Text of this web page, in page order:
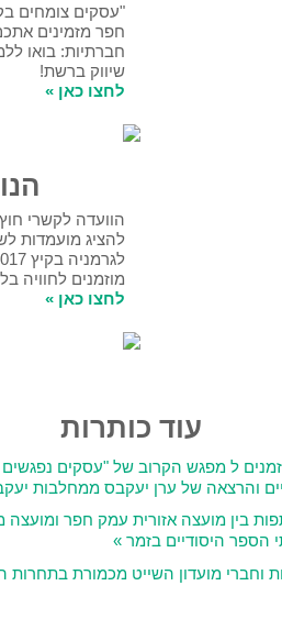
צומחים בקהילה" ומרכז צעירים עמק
אתכם לקורס שיווק ברשתות
בואו ללמוד איך להפוך למקצועני
לקשרי חוץ מזמינה בני נוער מהעמק
מועמדות לשתי משלחות בני נוער
נפגשים בקהילה", אשר יכלול
יעקבס »
ומועצה מקומית זמר הושק
בתחרות הארצית שנערכה